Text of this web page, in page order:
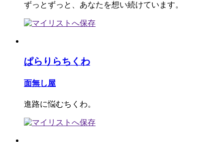
ずっとずっと、あなたを想い続けています。
ぱらりらちくわ
面無し屋
進路に悩むちくわ。